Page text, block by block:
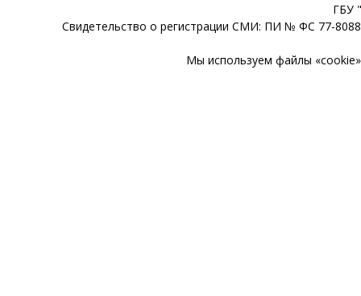
ГБУ
Свидетельство о регистрации СМИ: ПИ № ФС 77-
Мы используем файлы «cookie»